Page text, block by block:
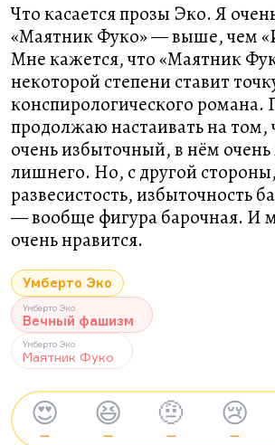
Что касается прозы Эко. Я
«Маятник Фуко» — выше, чем
Мне кажется, что «Маятник
некоторой степени ставит
конспирологического романа.
продолжаю настаивать на том,
очень избыточный, в нём
лишнего. Но, с другой
развесистость, избыточность
— вообще фигура барочная. И
очень нравится.
Умберто Эко
Умберто Эко
Вечный фашизм
Умберто Эко
Маятник Фуко
😍
—
😆
—
🤨
—
😢
—